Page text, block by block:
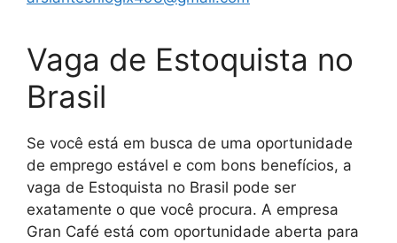
Vaga de Estoquista no
Brasil
Se você está em busca de uma oportunidade
de emprego estável e com bons benefícios, a
vaga de Estoquista no Brasil pode ser
exatamente o que você procura. A empresa
Gran Café está com oportunidade aberta para